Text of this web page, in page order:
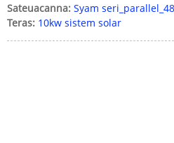
Sateuacanna: Syam
Teras: 10kw sistem solar